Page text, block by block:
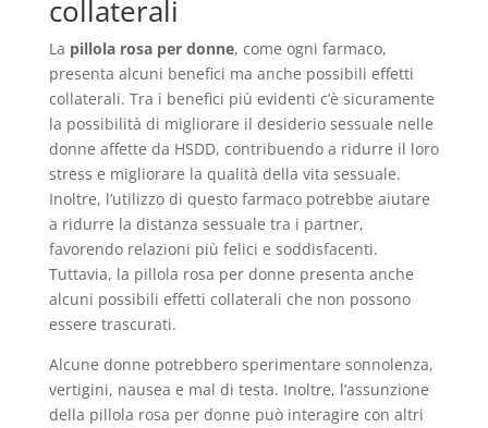
collaterali
La pillola rosa per donne, come ogni farmaco,
presenta alcuni benefici ma anche possibili effetti
collaterali. Tra i benefici più evidenti c’è sicuramente
la possibilità di migliorare il desiderio sessuale nelle
donne affette da HSDD, contribuendo a ridurre il loro
stress e migliorare la qualità della vita sessuale.
Inoltre, l’utilizzo di questo farmaco potrebbe aiutare
a ridurre la distanza sessuale tra i partner,
favorendo relazioni più felici e soddisfacenti.
Tuttavia, la pillola rosa per donne presenta anche
alcuni possibili effetti collaterali che non possono
essere trascurati.
Alcune donne potrebbero sperimentare sonnolenza,
vertigini, nausea e mal di testa. Inoltre, l’assunzione
della pillola rosa per donne può interagire con altri